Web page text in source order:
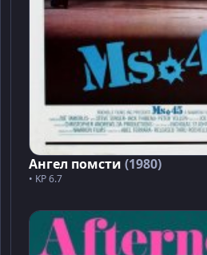
Ангел помсти (1980)
• KP 6.7